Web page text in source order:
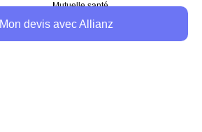
Mutuelle santé
Mon devis avec Allianz